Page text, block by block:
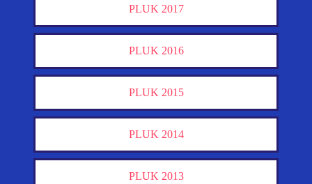
PLUK 2017
PLUK 2016
PLUK 2015
PLUK 2014
PLUK 2013